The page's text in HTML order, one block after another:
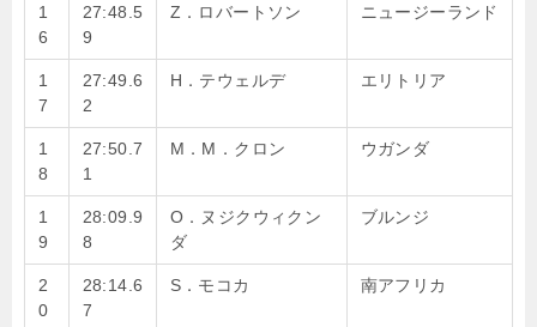
1
6
27:48.5
9
Z．ロバートソン ニュージーランド
1
7
27:49.6
2
H．テウェルデ エリトリア
1
8
27:50.7
1
M．M．クロン ウガンダ
1
9
28:09.9
8
O．ヌジクウィクン
ダ
ブルンジ
2
0
28:14.6
7
S．モコカ 南アフリカ